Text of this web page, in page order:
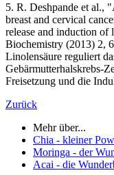
5. R. Deshpande et al.,
breast and cervical
release and induction
Biochemistry (2013) 2,
Linolensäure reguliert
Gebärmutterhalskrebs-
Freisetzung und die
Zurück
Mehr über...
Chia - kleiner
Moringa - der
Acai - die